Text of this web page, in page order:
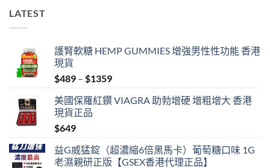
LATEST
護腎軟糖 HEMP GUMMIES 增強男性性功能 香港
現貨
$489 – $1359Price
$489
美國保羅紅鑽 VIAGRA 助勃增硬 增粗增大 香港
現貨正品
$649
益G威猛錠（超濃縮6倍黑馬卡）葡萄糖口味 1G
老濕親研正版【GSEX香港代理正品】